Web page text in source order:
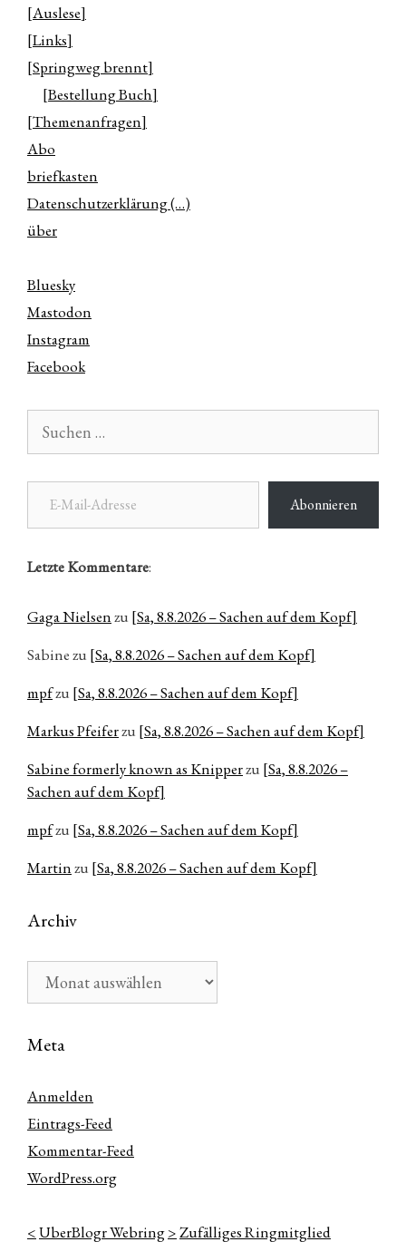
[Auslese]
[Links]
[Springweg brennt]
[Bestellung Buch]
[Themenanfragen]
Abo
briefkasten
Datenschutzerklärung (…)
über
Bluesky
Mastodon
Instagram
Facebook
nach:
E-Mail-Adresse
Abonnieren
Letzte Kommentare:
Gaga Nielsenzu [Sa, 8.8.2026 – Sachen auf dem Kopf]
Sabinezu [Sa, 8.8.2026 – Sachen auf dem Kopf]
mpfzu [Sa, 8.8.2026 – Sachen auf dem Kopf]
Markus Pfeiferzu [Sa, 8.8.2026 – Sachen auf dem Kopf]
Sabine formerly known as Knipperzu [Sa, 8.8.2026 –
Sachen auf dem Kopf]
mpfzu [Sa, 8.8.2026 – Sachen auf dem Kopf]
Martinzu [Sa, 8.8.2026 – Sachen auf dem Kopf]
Archiv
Meta
Anmelden
Eintrags-Feed
Kommentar-Feed
WordPress.org
<UberBlogr Webring>Zufälliges Ringmitglied